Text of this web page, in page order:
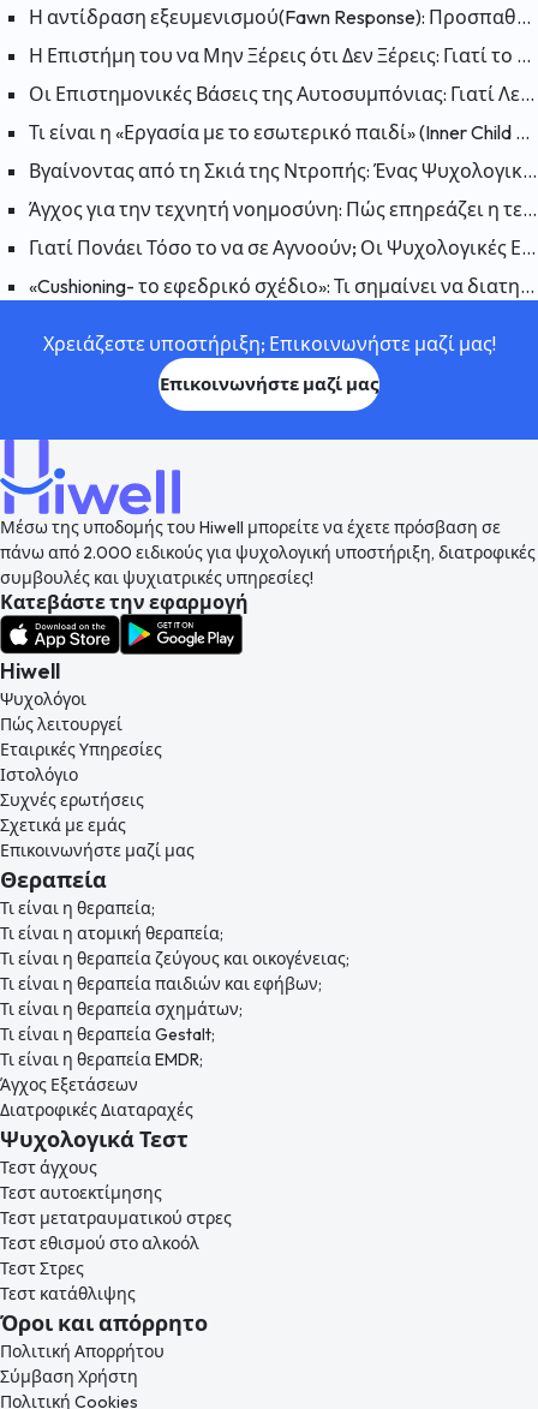
Η αντίδραση εξευμενισμού(Fawn Response): Προσπαθώντας να κάνετε τον εαυτό σας συμπαθή για να μειώσετε τον κίνδυνο
Η Επιστήμη του να Μην Ξέρεις ότι Δεν Ξέρεις: Γιατί το Φαινόμενο Dunning-Kruger Είναι Παραπλανητικό;
Οι Επιστημονικές Βάσεις της Αυτοσυμπόνιας: Γιατί Λειτουργεί η Αυτοσυμπόνια;
Τι είναι η «Εργασία με το εσωτερικό παιδί» (Inner Child Work); Πώς επηρεάζουν οι πληγές του παρελθόντος το παρόν;
Βγαίνοντας από τη Σκιά της Ντροπής: Ένας Ψυχολογικός Οδηγός για να Συμφιλιωθείτε με τον Εαυτό σας
Άγχος για την τεχνητή νοημοσύνη: Πώς επηρεάζει η τεχνητή νοημοσύνη την ανθρώπινη ψυχολογία;
Γιατί Πονάει Τόσο το να σε Αγνοούν; Οι Ψυχολογικές Επιπτώσεις της Αδιαφορίας
«Cushioning- το εφεδρικό σχέδιο»: Τι σημαίνει να διατηρείται ένα εφεδρικό σχέδιο σε μια σχέση και γιατί συμβαίνει;
Χρειάζεστε υποστήριξη; Επικοινωνήστε μαζί μας!
Επικοινωνήστε μαζί μας
Μέσω της υποδομής του Hiwell μπορείτε να έχετε πρόσβαση σε
πάνω από 2.000 ειδικούς για ψυχολογική υποστήριξη, διατροφικές
συμβουλές και ψυχιατρικές υπηρεσίες!
Κατεβάστε την εφαρμογή
Hiwell
Ψυχολόγοι
Πώς λειτουργεί
Εταιρικές Υπηρεσίες
Ιστολόγιο
Συχνές ερωτήσεις
Σχετικά με εμάς
Επικοινωνήστε μαζί μας
Θεραπεία
Τι είναι η θεραπεία;
Τι είναι η ατομική θεραπεία;
Τι είναι η θεραπεία ζεύγους και οικογένειας;
Τι είναι η θεραπεία παιδιών και εφήβων;
Τι είναι η θεραπεία σχημάτων;
Τι είναι η θεραπεία Gestalt;
Τι είναι η θεραπεία EMDR;
Άγχος Εξετάσεων
Διατροφικές Διαταραχές
Ψυχολογικά Τεστ
Τεστ άγχους
Τεστ αυτοεκτίμησης
Τεστ μετατραυματικού στρες
Τεστ εθισμού στο αλκοόλ
Τεστ Στρες
Τεστ κατάθλιψης
Όροι και απόρρητο
Πολιτική Απορρήτου
Σύμβαση Χρήστη
Πολιτική Cookies